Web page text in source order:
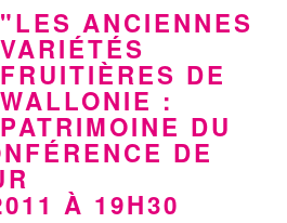
"LES ANCIENNES
VARIÉTÉS
FRUITIÈRES DE
WALLONIE :
PATRIMOINE DU
DE
À 19H30